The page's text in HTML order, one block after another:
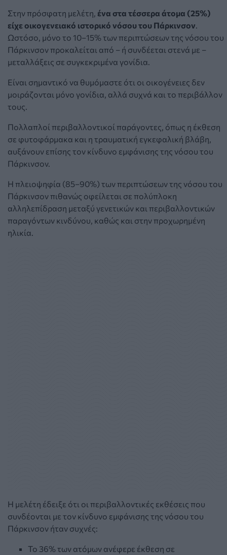
Στην πρόσφατη μελέτη, ένα στα τέσσερα άτομα (25%)
είχε οικογενειακό ιστορικό νόσου του Πάρκινσον
Ωστόσο, μόνο το 10–15% των περιπτώσεων της νόσου του
Πάρκινσον προκαλείται από – ή συνδέεται στενά με –
μεταλλάξεις σε συγκεκριμένα γονίδια.
Είναι σημαντικό να θυμόμαστε ότι οι οικογένειες δεν
μοιράζονται μόνο γονίδια, αλλά συχνά και το περιβάλλον
τους.
Πολλαπλοί περιβαλλοντικοί παράγοντες, όπως η έκθεση
σε φυτοφάρμακα και η τραυματική εγκεφαλική βλάβη,
αυξάνουν επίσης τον κίνδυνο εμφάνισης της νόσου του
Πάρκινσον.
Η πλειοψηφία (85–90%) των περιπτώσεων της νόσου του
Πάρκινσον πιθανώς οφείλεται σε πολύπλοκη
αλληλεπίδραση μεταξύ γενετικών και περιβαλλοντικών
παραγόντων κινδύνου, καθώς και στην προχωρημένη
ηλικία.
Η μελέτη έδειξε ότι οι περιβαλλοντικές εκθέσεις που
συνδέονται με τον κίνδυνο εμφάνισης της νόσου του
Πάρκινσον ήταν συχνές:
Το 36% των ατόμων ανέφερε έκθεση σε